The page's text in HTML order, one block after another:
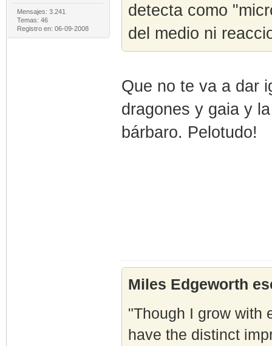
Mensajes: 3.241
Temas: 46
Registro en: 06-09-2008
detecta como
del medio ni
Que no te va a dar
dragones y gaia y
bárbaro. Pelotudo!
Miles Edgeworth
"Though I grow with
have the distinct